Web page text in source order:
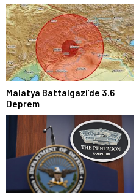
Malatya Battalgazi’de 3.6
Deprem